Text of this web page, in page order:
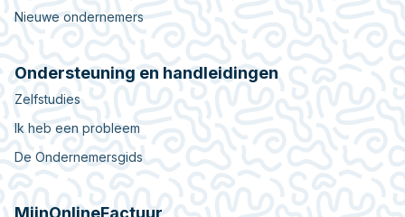
Nieuwe ondernemers
Ondersteuning en handleidingen
Zelfstudies
Ik heb een probleem
De Ondernemersgids
MijnOnlineFactuur